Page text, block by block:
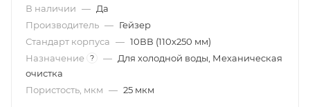
В наличии — Да
Производитель — Гейзер
Стандарт корпуса — 10ВВ (110х250 мм)
Назначение ? — Для холодной воды, Механическая
очистка
Пористость, мкм — 25 мкм